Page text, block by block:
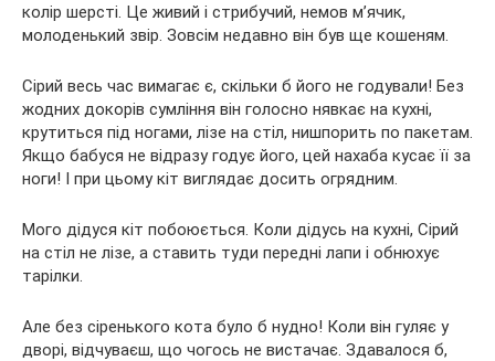
колір шерсті. Це живий і стрибучий, немов м’ячик,
молоденький звір. Зовсім недавно він був ще кошеням.
Сірий весь час вимагає є, скільки б його не годували! Без
жодних докорів сумління він голосно нявкає на кухні,
крутиться під ногами, лізе на стіл, нишпорить по пакетам.
Якщо бабуся не відразу годує його, цей нахаба кусає її за
ноги! І при цьому кіт виглядає досить огрядним.
Мого дідуся кіт побоюється. Коли дідусь на кухні, Сірий
на стіл не лізе, а ставить туди передні лапи і обнюхує
тарілки.
Але без сіренького кота було б нудно! Коли він гуляє у
дворі, відчуваєш, що чогось не вистачає. Здавалося б,